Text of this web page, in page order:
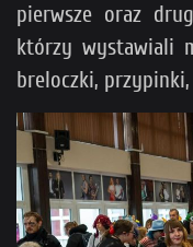
pierwsze oraz
którzy wystawiali
breloczki,